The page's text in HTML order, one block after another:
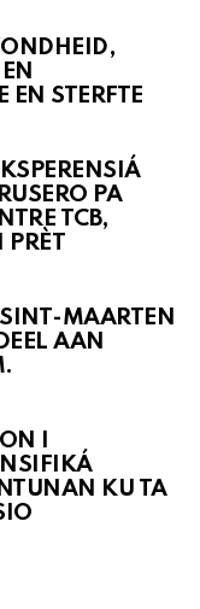
STERFTE
PA
TCB,
MAARTEN
AAN
I
KU TA